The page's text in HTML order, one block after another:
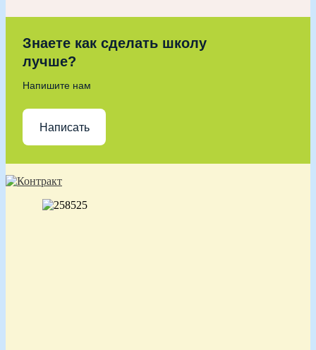
Знаете как сделать школу
лучше?
Напишите нам
Написать